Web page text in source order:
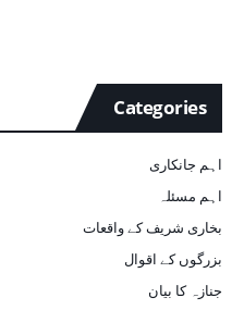
Categories
اہم جانکاری
اہم مسئلہ
بخاری شریف ‏کے ‏واقعات
بزرگوں کے اقوال
جنازہ کا بیان